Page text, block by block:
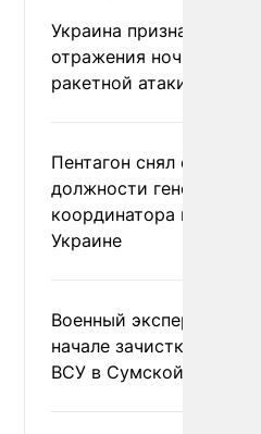
Украина признала
отражения ночной
ракетной атаки
Пентагон снял с
должности генерала-
координатора помощи
Украине
Военный эксперт
начале зачистки
ВСУ в Сумской области